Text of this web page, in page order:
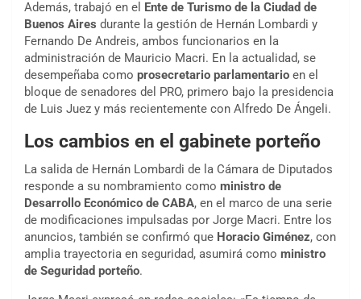
Además, trabajó en el Ente de Turismo de la Ciudad de
Buenos Aires durante la gestión de Hernán Lombardi y
Fernando De Andreis, ambos funcionarios en la
administración de Mauricio Macri. En la actualidad, se
desempeñaba como prosecretario parlamentario en el
bloque de senadores del PRO, primero bajo la presidencia
de Luis Juez y más recientemente con Alfredo De Ángeli.
Los cambios en el gabinete porteño
La salida de Hernán Lombardi de la Cámara de Diputados
responde a su nombramiento como ministro de
Desarrollo Económico de CABA, en el marco de una serie
de modificaciones impulsadas por Jorge Macri. Entre los
anuncios, también se confirmó que Horacio Giménez, con
amplia trayectoria en seguridad, asumirá como ministro
de Seguridad porteño.